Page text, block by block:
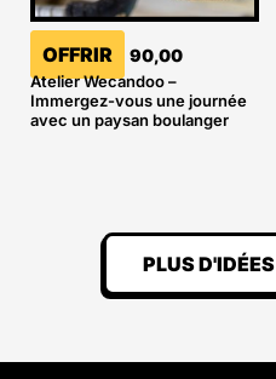
OFFRIR 90,00
Atelier Wecandoo –
Immergez-vous une journée
avec un paysan boulanger
PLUS